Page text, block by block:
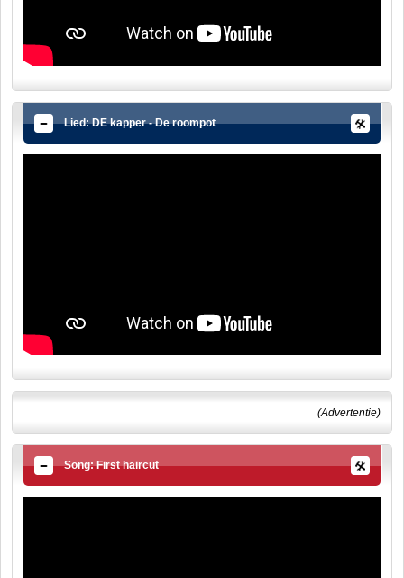
Lied: DE kapper - De roompot
(Advertentie)
Song: First haircut